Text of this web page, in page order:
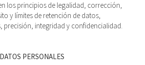
los principios de legalidad, corrección,
y límites de retención de datos,
precisión, integridad y confidencialidad.
PERSONALES